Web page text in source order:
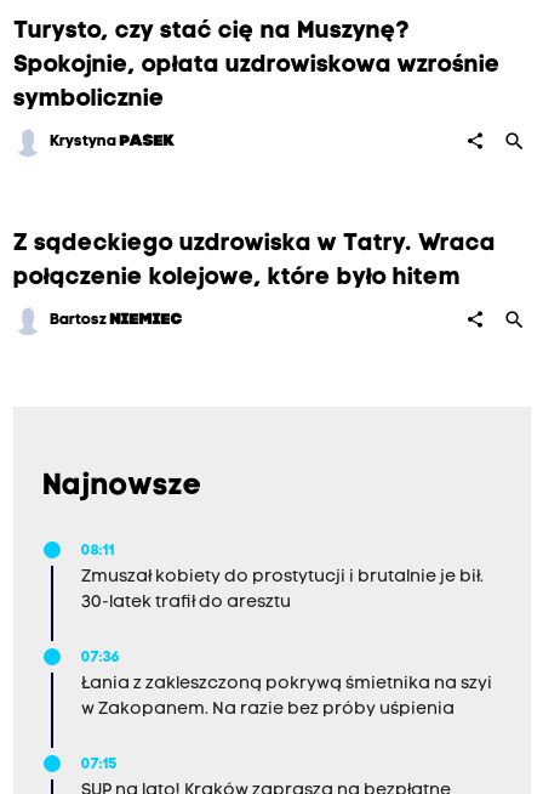
Turysto, czy stać cię na Muszynę?
Spokojnie, opłata uzdrowiskowa wzrośnie
symbolicznie
Krystyna PASEK share search
Z sądeckiego uzdrowiska w Tatry. Wraca
połączenie kolejowe, które było hitem
Bartosz NIEMIEC share search
Najnowsze
08:11
Zmuszał kobiety do prostytucji i brutalnie je bił.
30-latek trafił do aresztu
07:36
Łania z zakleszczoną pokrywą śmietnika na szyi
w Zakopanem. Na razie bez próby uśpienia
07:15